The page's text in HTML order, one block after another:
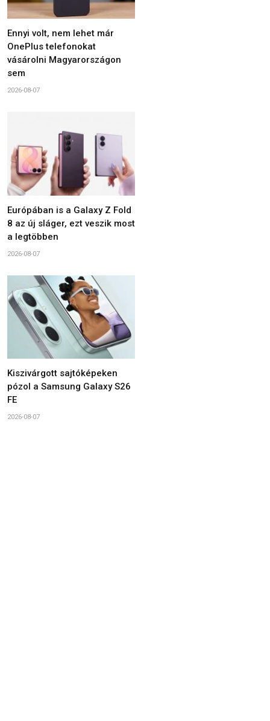
Ennyi volt, nem lehet már
OnePlus telefonokat
vásárolni Magyarországon
sem
2026-08-07
Európában is a Galaxy Z Fold
8 az új sláger, ezt veszik most
a legtöbben
2026-08-07
Kiszivárgott sajtóképeken
pózol a Samsung Galaxy S26
FE
2026-08-07